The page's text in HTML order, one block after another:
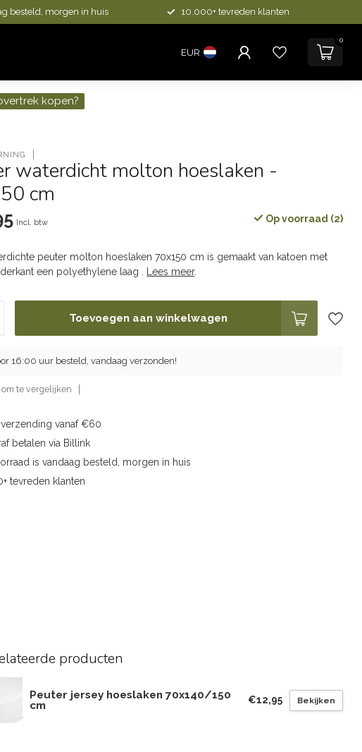
besteld, morgen in huis 10.000+ tevreden klanten
EUR
0
kopen?
waterdicht molton hoeslaken -
cm
Incl. btw Op voorraad (2)
peuter molton hoeslaken 70x150 cm is gemaakt van katoen met
een polyethylene laag .
Lees meer.
Toevoegen aan winkelwagen
16:00 uur besteld, vandaag verzonden!
om te vergelijken
verzending vanaf €60
betalen via Billink
is vandaag besteld, morgen in huis
tevreden klanten
producten
Peuter jersey hoeslaken 70x140/150
cm
€12,95 Bekijken